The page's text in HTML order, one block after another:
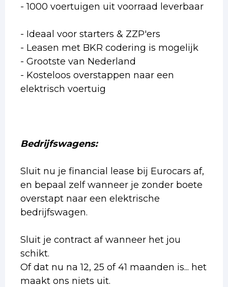
- 1000 voertuigen uit voorraad leverbaar
- Ideaal voor starters & ZZP'ers
- Leasen met BKR codering is mogelijk
- Grootste van Nederland
- Kosteloos overstappen naar een
elektrisch voertuig
Bedrijfswagens:
Sluit nu je financial lease bij Eurocars af,
en bepaal zelf wanneer je zonder boete
overstapt naar een elektrische
bedrijfswagen.
Sluit je contract af wanneer het jou
schikt.
Of dat nu na 12, 25 of 41 maanden is... het
maakt ons niets uit.